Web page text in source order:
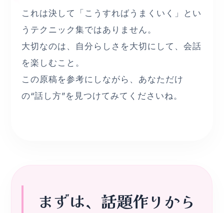
これは決して「こうすればうまくいく」とい
うテクニック集ではありません。
大切なのは、自分らしさを大切にして、会話
を楽しむこと。
この原稿を参考にしながら、あなただけ
の“話し方”を見つけてみてくださいね。
まずは、話題作りから